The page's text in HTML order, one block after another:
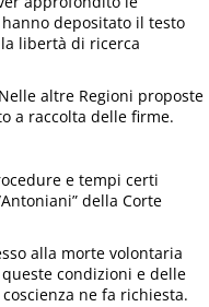
depositato il testo
libertà di ricerca
altre Regioni proposte
a raccolta delle firme.
e tempi certi
della Corte
alla morte volontaria
condizioni e delle
ne fa richiesta.